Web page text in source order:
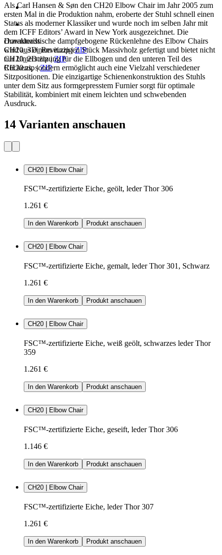
Downloads
CH20_3D_Revit.zip|ZIP
CH20_2D.zip|ZIP
CH20.zip|ZIP
Als Carl Hansen & Søn den CH20 Elbow Chair im Jahr 2005 zum
ersten Mal in die Produktion nahm, eroberte der Stuhl schnell einen
Status als moderner Klassiker und wurde noch im selben Jahr mit
dem ICFF Editors’ Award in New York ausgezeichnet. Die
charakteristische dampfgebogene Rückenlehne des Elbow Chairs
wird aus einem einzigen Stück Massivholz gefertigt und bietet nicht
nur Unterstützung für die Ellbogen und den unteren Teil des
Rückens, sondern ermöglicht auch eine Vielzahl verschiedener
Sitzpositionen. Die einzigartige Schienenkonstruktion des Stuhls
unter dem Sitz aus formgepresstem Furnier sorgt für optimale
Stabilität, kombiniert mit einem leichten und schwebenden
Ausdruck.
14 Varianten anschauen
CH20 | Elbow Chair
FSC™-zertifizierte Eiche, geölt, leder Thor 306
1.261 €
In den Warenkorb Produkt anschauen
CH20 | Elbow Chair
FSC™-zertifizierte Eiche, gemalt, leder Thor 301, Schwarz
1.261 €
In den Warenkorb Produkt anschauen
CH20 | Elbow Chair
FSC™-zertifizierte Eiche, weiß geölt, schwarzes leder Thor
359
1.261 €
In den Warenkorb Produkt anschauen
CH20 | Elbow Chair
FSC™-zertifizierte Eiche, geseift, leder Thor 306
1.146 €
In den Warenkorb Produkt anschauen
CH20 | Elbow Chair
FSC™-zertifizierte Eiche, leder Thor 307
1.261 €
In den Warenkorb Produkt anschauen